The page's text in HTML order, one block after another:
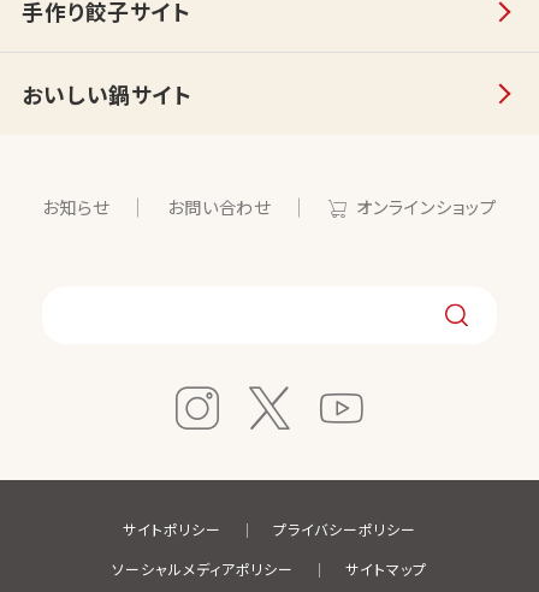
手作り餃子サイト
おいしい鍋サイト
お知らせ お問い合わせ オンラインショップ
サイトポリシー
プライバシーポリシー
ソーシャルメディアポリシー
サイトマップ